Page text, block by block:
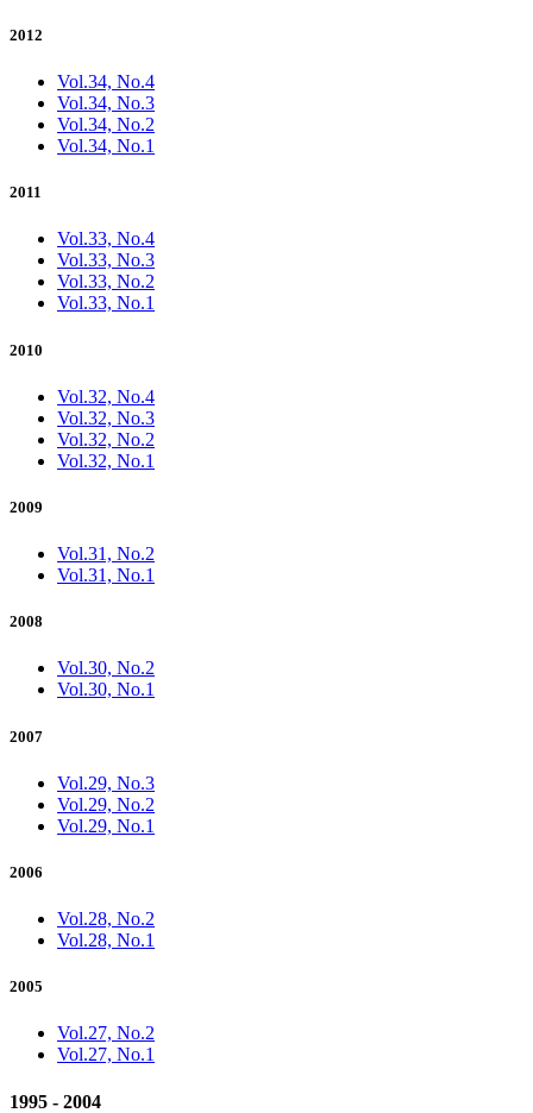
2012
Vol.34, No.4
Vol.34, No.3
Vol.34, No.2
Vol.34, No.1
2011
Vol.33, No.4
Vol.33, No.3
Vol.33, No.2
Vol.33, No.1
2010
Vol.32, No.4
Vol.32, No.3
Vol.32, No.2
Vol.32, No.1
2009
Vol.31, No.2
Vol.31, No.1
2008
Vol.30, No.2
Vol.30, No.1
2007
Vol.29, No.3
Vol.29, No.2
Vol.29, No.1
2006
Vol.28, No.2
Vol.28, No.1
2005
Vol.27, No.2
Vol.27, No.1
1995 - 2004